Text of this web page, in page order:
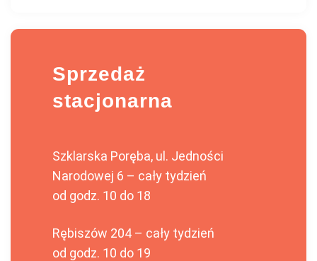
Sprzedaż
stacjonarna
Szklarska Poręba, ul. Jedności
Narodowej 6 – cały tydzień
od godz. 10 do 18
Rębiszów 204 – cały tydzień
od godz. 10 do 19